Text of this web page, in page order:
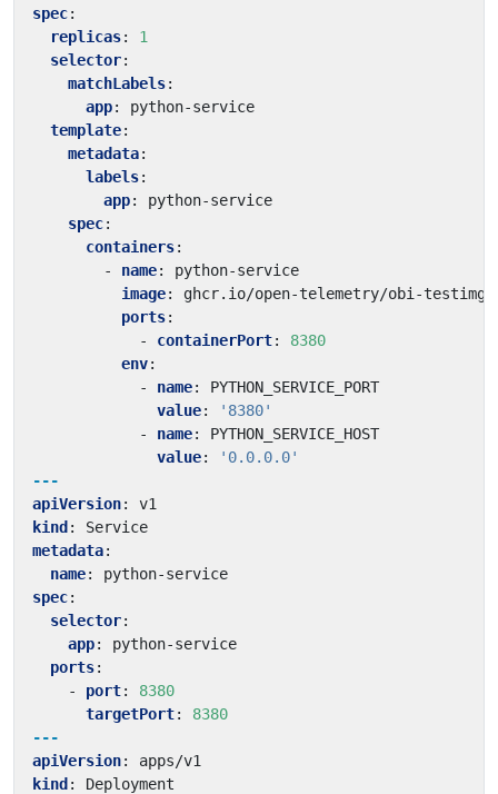
spec:
replicas:
1
selector:
matchLabels:
app:
python-service
template:
metadata:
labels:
app:
python-service
spec:
containers:
- name:
python-service
image:
ghcr.io/open-telemetry/obi-
ports:
- containerPort:
8380
env:
- name:
PYTHON_SERVICE_PORT
value:
'8380'
- name:
PYTHON_SERVICE_HOST
value:
'0.0.0.0'
---
apiVersion:
v1
kind :
Service
metadata:
name:
python-service
spec:
selector:
app:
python-service
ports:
- port:
8380
targetPort:
8380
---
apiVersion:
apps/v1
kind :
Deployment